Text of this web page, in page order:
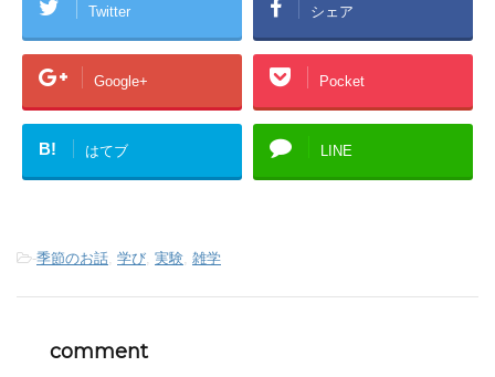
Twitter シェア
Google+ Pocket
B! はてブ LINE
-季節のお話, 学び, 実験, 雑学
comment